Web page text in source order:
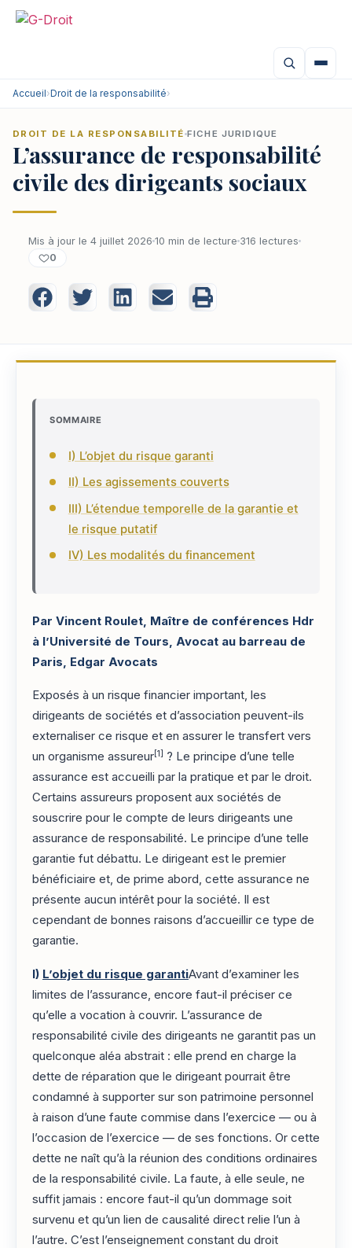
Accueil›Droit de la responsabilité›
DROIT DE LA RESPONSABILITÉ FICHE JURIDIQUE
L’assurance de responsabilité
civile des dirigeants sociaux
Mis à jour le 4 juillet 2026 10 min de lecture 316 lectures
0
SOMMAIRE
I) L’objet du risque garanti
II) Les agissements couverts
III) L’étendue temporelle de la garantie et
le risque putatif
IV) Les modalités du financement
Par Vincent Roulet, Maître de conférences Hdr
à l’Université de Tours, Avocat au barreau de
Paris, Edgar Avocats
Exposés à un risque financier important, les
dirigeants de sociétés et d’association peuvent-ils
externaliser ce risque et en assurer le transfert vers
un organisme assureur[1] ? Le principe d’une telle
assurance est accueilli par la pratique et par le droit.
Certains assureurs proposent aux sociétés de
souscrire pour le compte de leurs dirigeants une
assurance de responsabilité. Le principe d’une telle
garantie fut débattu. Le dirigeant est le premier
bénéficiaire et, de prime abord, cette assurance ne
présente aucun intérêt pour la société. Il est
cependant de bonnes raisons d’accueillir ce type de
garantie.
I) L’objet du risque garantiAvant d’examiner les
limites de l’assurance, encore faut-il préciser ce
qu’elle a vocation à couvrir. L’assurance de
responsabilité civile des dirigeants ne garantit pas un
quelconque aléa abstrait : elle prend en charge la
dette de réparation que le dirigeant pourrait être
condamné à supporter sur son patrimoine personnel
à raison d’une faute commise dans l’exercice — ou à
l’occasion de l’exercice — de ses fonctions. Or cette
dette ne naît qu’à la réunion des conditions ordinaires
de la responsabilité civile. La faute, à elle seule, ne
suffit jamais : encore faut-il qu’un dommage soit
survenu et qu’un lien de causalité direct relie l’un à
l’autre. C’est l’enseignement constant du droit